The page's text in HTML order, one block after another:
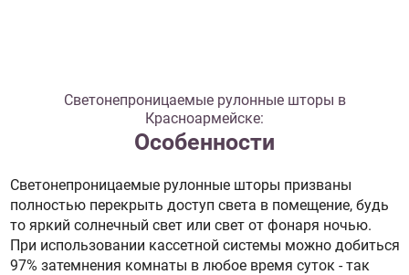
Светонепроницаемые рулонные шторы в
Красноармейске:
Особенности
Светонепроницаемые рулонные шторы призваны
полностью перекрыть доступ света в помещение, будь
то яркий солнечный свет или свет от фонаря ночью.
При использовании кассетной системы можно добиться
97% затемнения комнаты в любое время суток - так